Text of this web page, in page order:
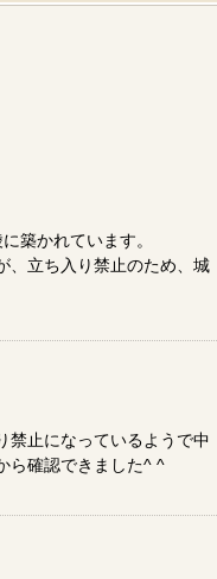
築かれています。
、立ち入り禁止のため、城
禁止になっているようで中
ら確認できました^ ^